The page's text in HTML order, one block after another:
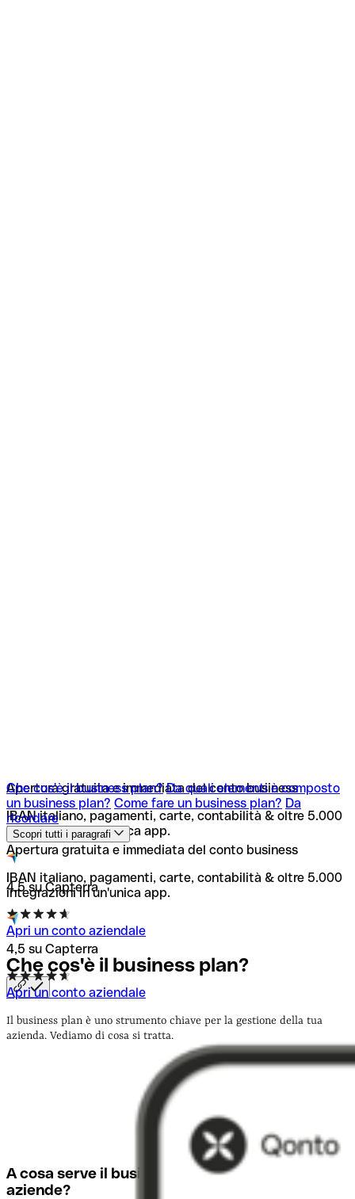
Che cos'è il business plan? Da quali elementi è composto
un business plan? Come fare un business plan? Da
ricordare
Scopri tutti i paragrafi
Apertura gratuita e immediata del conto business
IBAN italiano, pagamenti, carte, contabilità & oltre 5.000
integrazioni in un'unica app.
4,5 su Capterra
Apri un conto aziendale
Apertura gratuita e immediata del conto business
IBAN italiano, pagamenti, carte, contabilità & oltre 5.000
integrazioni in un'unica app.
4,5 su Capterra
Apri un conto aziendale
Che cos'è il business plan?
Il business plan è uno strumento chiave per la gestione della tua
azienda. Vediamo di cosa si tratta.
A cosa serve il business plan per startup o
aziende?